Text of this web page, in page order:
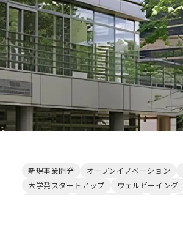
新規事業開発 オープンイノベーション
大学発スタートアップ
ウェルビーイング